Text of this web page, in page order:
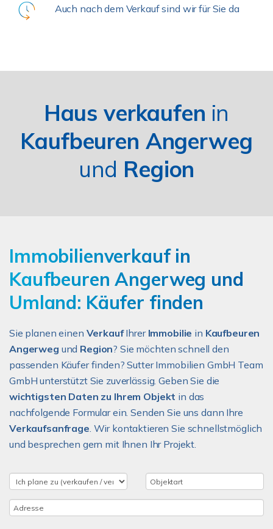
Auch nach dem Verkauf sind wir für Sie da
Haus verkaufen in
Kaufbeuren Angerweg
und Region
Immobilienverkauf in
Kaufbeuren Angerweg und
Umland: Käufer finden
Sie planen einen VerkaufIhrer Immobilie in Kaufbeuren
Angerweg und Region? Sie möchten schnell den
passenden Käufer finden? Sutter Immobilien GmbH Team
GmbH unterstützt Sie zuverlässig. Geben Sie die
wichtigsten Daten zu Ihrem Objekt in das
nachfolgende Formular ein. Senden Sie uns dann Ihre
Verkaufsanfrage. Wir kontaktieren Sie schnellstmöglich
und besprechen gern mit Ihnen Ihr Projekt.